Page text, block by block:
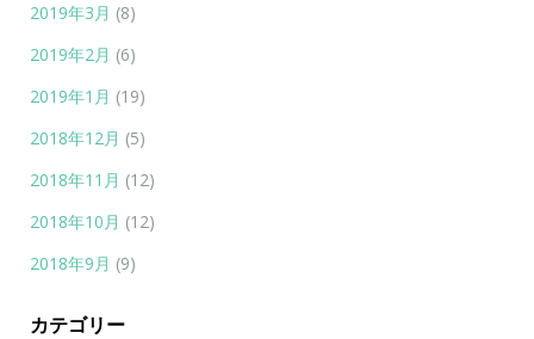
2019年3月 (8)
2019年2月 (6)
2019年1月 (19)
2018年12月 (5)
2018年11月 (12)
2018年10月 (12)
2018年9月 (9)
カテゴリー